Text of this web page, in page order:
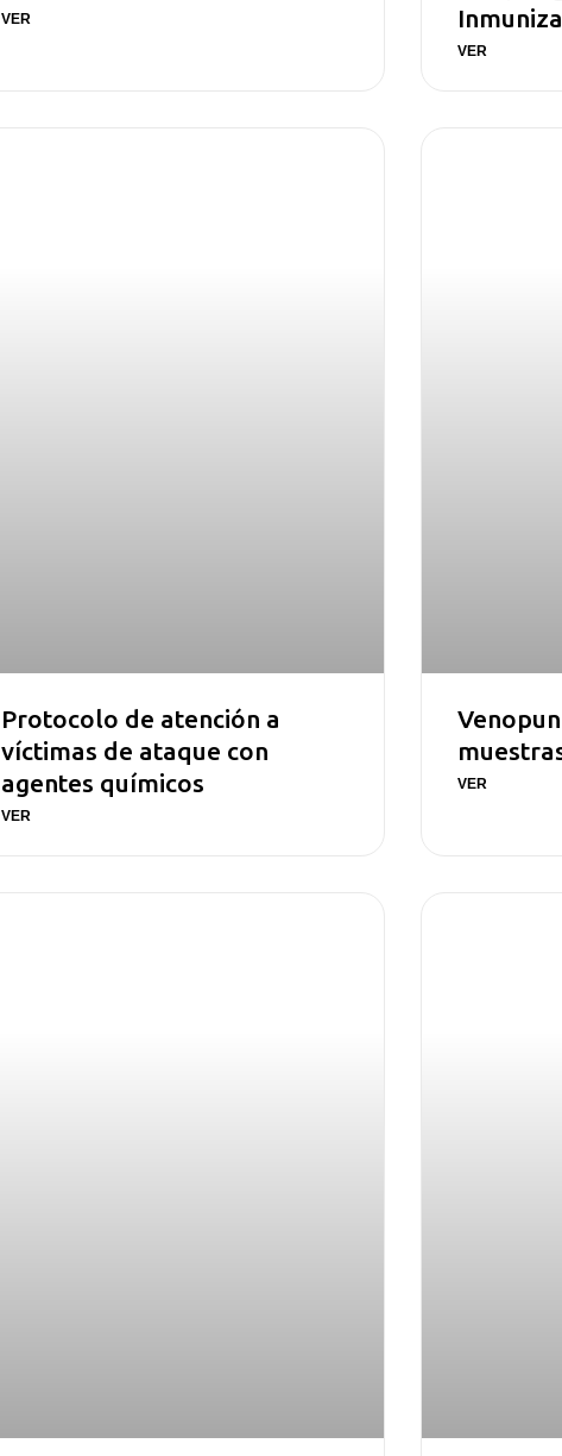
VER
VER
Protocolo de atención a
víctimas de ataque con
agentes químicos
VER
VER